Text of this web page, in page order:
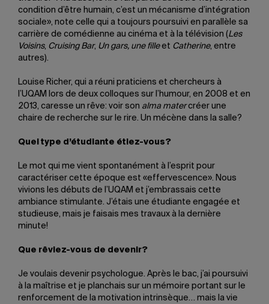
condition d’être humain, c’est un mécanisme d’intégration
sociale», note celle qui a toujours poursuivi en parallèle sa
carrière de comédienne au cinéma et à la télévision (Les
Voisins, Cruising Bar, Un gars, une filleet Catherine, entre
autres).
Louise Richer, qui a réuni praticiens et chercheurs à
l’UQAM lors de deux colloques sur l’humour, en 2008 et en
2013, caresse un rêve: voir son alma matercréer une
chaire de recherche sur le rire. Un mécène dans la salle?
Quel type d’étudiante étiez-vous?
Le mot qui me vient spontanément à l’esprit pour
caractériser cette époque est «effervescence». Nous
vivions les débuts de l’UQAM et j’embrassais cette
ambiance stimulante. J’étais une étudiante engagée et
studieuse, mais je faisais mes travaux à la dernière
minute!
Que rêviez-vous de devenir?
Je voulais devenir psychologue. Après le bac, j’ai poursuivi
à la maîtrise et je planchais sur un mémoire portant sur le
renforcement de la motivation intrinsèque… mais la vie